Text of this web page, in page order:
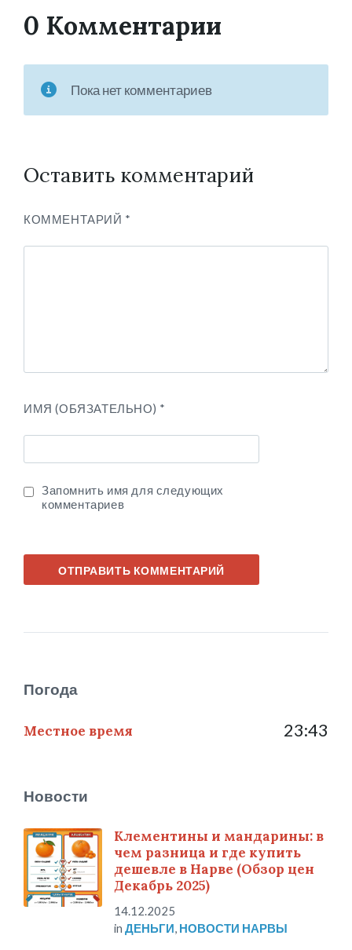
0 Комментарии
Пока нет комментариев
Оставить комментарий
КОММЕНТАРИЙ *
ИМЯ (ОБЯЗАТЕЛЬНО) *
Запомнить имя для следующих
комментариев
Погода
Местное время 23:43
Новости
Клементины и мандарины: в
чем разница и где купить
дешевле в Нарве (Обзор цен
Декабрь 2025)
14.12.2025
in ДЕНЬГИ НОВОСТИ НАРВЫ